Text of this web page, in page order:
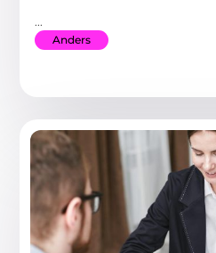
...
Anders